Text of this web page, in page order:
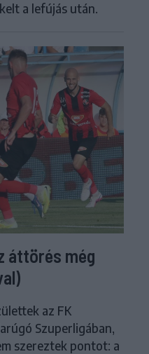
a lefújás után.
áttörés még
az FK
Szuperligában,
szereztek pontot: a